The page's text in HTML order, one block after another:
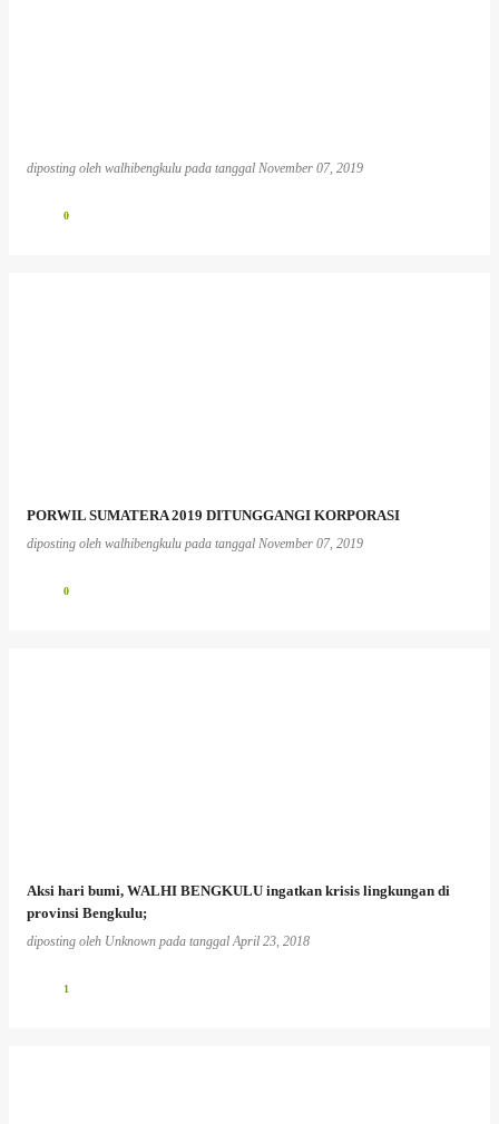
diposting oleh walhibengkulu pada tanggal November 07, 2019
0
PORWIL SUMATERA 2019 DITUNGGANGI KORPORASI
diposting oleh walhibengkulu pada tanggal November 07, 2019
0
Aksi hari bumi, WALHI BENGKULU ingatkan krisis lingkungan di
provinsi Bengkulu;
diposting oleh Unknown pada tanggalApril 23, 2018
1